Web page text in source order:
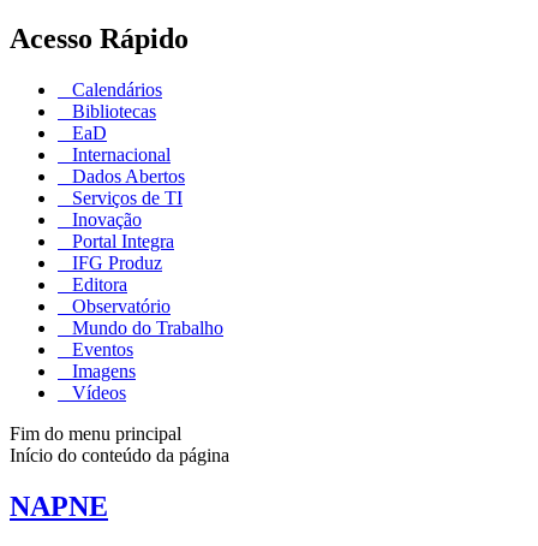
Acesso Rápido
Calendários
Bibliotecas
EaD
Internacional
Dados Abertos
Serviços de TI
Inovação
Portal Integra
IFG Produz
Editora
Observatório
Mundo do Trabalho
Eventos
Imagens
Vídeos
Fim do menu principal
Início do conteúdo da página
NAPNE